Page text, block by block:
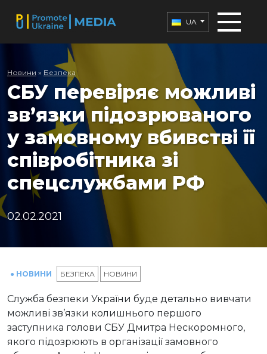
UA
Новини » Безпека
СБУ перевіряє можливі
зв’язки підозрюваного
у замовному вбивстві її
співробітника зі
спецслужбами РФ
02.02.2021
● НОВИНИ БЕЗПЕКА НОВИНИ
Служба безпеки України буде детально вивчати
можливі зв’язки колишнього першого
заступника голови СБУ Дмитра Нескоромного,
якого підозрюють в організації замовного